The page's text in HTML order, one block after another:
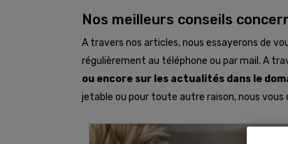
Nos meilleurs conseils
A travers nos articles, nous essayerons de
régulièrement au téléphone ou par mail. A
ou encore sur les actualités dans le
jetable ou pour toute autre raison, nous